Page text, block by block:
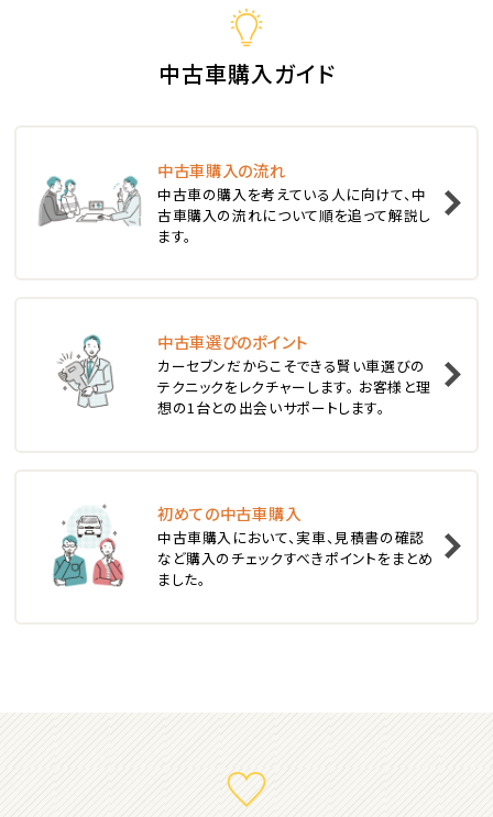
ホンダ
S660
1位
2位
スバル
レガシィツーリングワゴン
3位
トヨタ
カローラフィールダー
中古車購入ガイド
中古車購入の流れ
中古車の購入を考えている人に向けて、中
古車購入の流れについて順を追って解説し
ます。
中古車選びのポイント
カーセブンだからこそできる賢い車選びの
テクニックをレクチャーします。 お客様と理
想の1台との出会いサポートします。
初めての中古車購入
中古車購入において、実車、見積書の確認
など購入のチェックすべきポイントをまとめ
ました。